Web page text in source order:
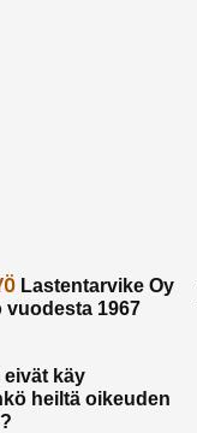
Lastentarvike Oy
vuodesta 1967
käy
heiltä oikeuden